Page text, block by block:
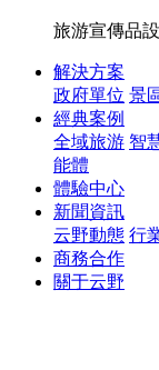
旅游宣傳品
解決方案
政府單位 景
經典案例
全域旅游 智
能體
體驗中心
新聞資訊
云野動態 行
商務合作
關于云野